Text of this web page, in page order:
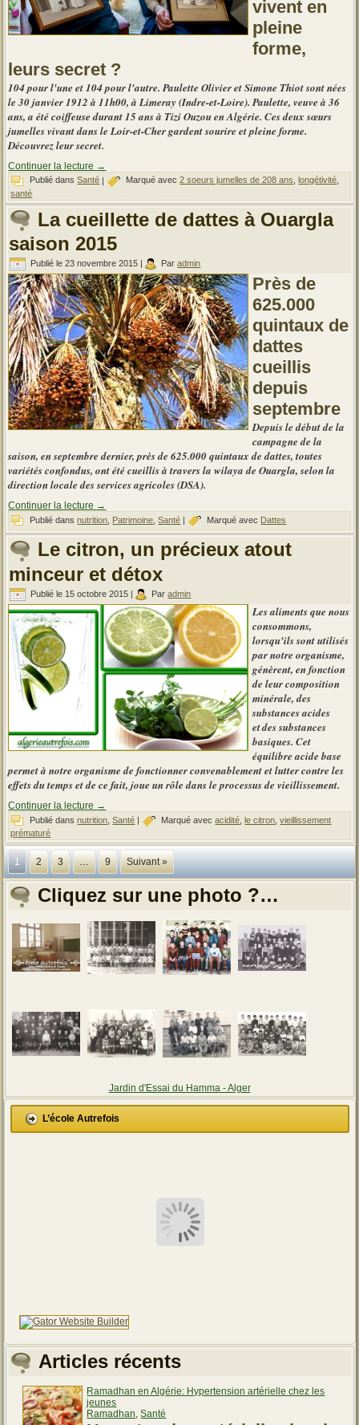
vivent en
pleine
forme,
leurs secret ?
104 pour l'une et 104 pour l'autre. Paulette Olivier et Simone Thiot sont nées
le 30 janvier 1912 à 11h00, à Limeray (Indre-et-Loire). Paulette, veuve à 36
ans, a été coiffeuse durant 15 ans à Tizi Ouzou en Algérie. Ces deux sœurs
jumelles vivant dans le Loir-et-Cher gardent sourire et pleine forme.
Découvrez leur secret.
Continuer la lecture →
Publié dans Santé | Marqué avec 2 soeurs jumelles de 208 ans, longétivité,
santé
La cueillette de dattes à Ouargla
saison 2015
Publié le 23 novembre 2015 | Par admin
Près de
625.000
quintaux de
dattes
cueillis
depuis
septembre
Depuis le début de la
campagne de la
saison, en septembre dernier, près de 625.000 quintaux de dattes, toutes
variétés confondus, ont été cueillis à travers la wilaya de Ouargla, selon la
direction locale des services agricoles (DSA).
Continuer la lecture →
Publié dans nutrition Patrimoine ,Santé | Marqué avec Dattes
Le citron, un précieux atout
minceur et détox
Publié le 15 octobre 2015 | Par admin
Les aliments que nous
consommons,
lorsqu'ils sont utilisés
par notre organisme,
génèrent, en fonction
de leur composition
minérale, des
substances acides
et des substances
basiques. Cet
équilibre acide base
permet à notre organisme de fonctionner convenablement et lutter contre les
effets du temps et de ce fait, joue un rôle dans le processus de vieillissement.
Continuer la lecture →
Publié dans nutrition ,Santé | Marqué avec acidité ,le citron ,vieillissement
prématuré
1 2 3 … 9 Suivant »
Cliquez sur une photo ?…
Jardin d'Essai du Hamma - Alger
L’école Autrefois
Articles récents
Ramadhan en Algérie: Hypertension artérielle chez les
jeunes
Ramadhan ,Santé